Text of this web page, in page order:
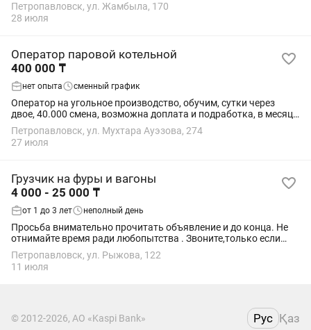
Петропавловск, ул. Жамбыла, 170
28 июля
Оператор паровой котельной
400 000 ₸
нет опыта сменный график
Оператор на угольное производство, обучим, сутки через
двое, 40.000 смена, возможна доплата и подработка, в месяц
от 400.000 до 500.000 Мастер цеха Ертыс +
Петропавловск, ул. Мухтара Ауэзова, 274
27 июля
Грузчик на фуры и вагоны
4 000 - 25 000 ₸
от 1 до 3 лет неполный день
Просьба внимательно прочитать объявление и до конца. Не
отнимайте время ради любопытства . Звоните,только если
действительно нужна работа. Требуются парни на постоянную
работу. Рабочий день с 8...
Петропавловск, ул. Рыжова, 122
11 июля
© 2012-2026, АО «Kaspi Bank» Рус Қаз